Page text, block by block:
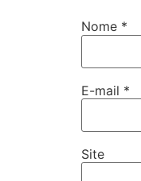
Nome *
E-mail *
Site